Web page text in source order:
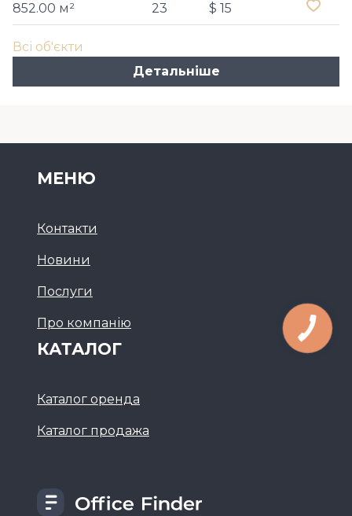
852.00 м² 23 $ 15
Всі об'єкти
Детальніше
МЕНЮ
Контакти
Новини
Послуги
Про компанію
КАТАЛОГ
Каталог оренда
Каталог продажа